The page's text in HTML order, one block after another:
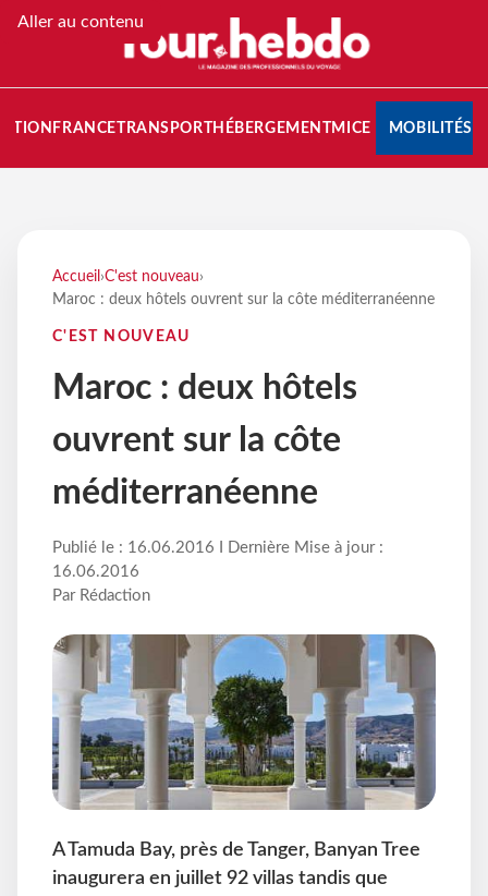
Aller au contenu
FRANCETRANSPORT HÉBERGEMENTMICE MOBILITÉS
Accueil ›C'est nouveau›
Maroc : deux hôtels ouvrent sur la côte méditerranéenne
C'EST NOUVEAU
Maroc : deux hôtels
ouvrent sur la côte
méditerranéenne
Publié le : 16.06.2016 I Dernière Mise à jour :
16.06.2016
Par Rédaction
A Tamuda Bay, près de Tanger, Banyan Tree
inaugurera en juillet 92 villas tandis que